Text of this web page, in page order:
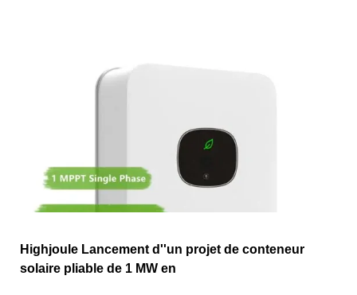
Highjoule Lancement d''un projet de conteneur
solaire pliable de 1 MW en